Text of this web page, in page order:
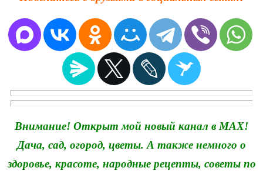
Внимание! Открыт мой новый канал в MAX!
Дача, сад, огород, цветы. А также немного о
здоровье, красоте, народные рецепты, советы по